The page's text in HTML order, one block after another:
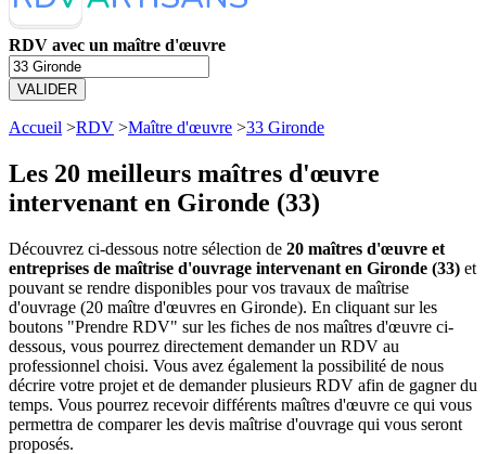
RDV avec un maître d'œuvre
VALIDER
Accueil >RDV >Maître d'œuvre >33 Gironde
Les 20 meilleurs maîtres d'œuvre
intervenant en Gironde (33)
Découvrez ci-dessous notre sélection de 20 maîtres d'œuvre et
entreprises de maîtrise d'ouvrage intervenant en Gironde (33) et
pouvant se rendre disponibles pour vos travaux de maîtrise
d'ouvrage (20 maître d'œuvres en Gironde). En cliquant sur les
boutons "Prendre RDV" sur les fiches de nos maîtres d'œuvre ci-
dessous, vous pourrez directement demander un RDV au
professionnel choisi. Vous avez également la possibilité de nous
décrire votre projet et de demander plusieurs RDV afin de gagner du
temps. Vous pourrez recevoir différents maîtres d'œuvre ce qui vous
permettra de comparer les devis maîtrise d'ouvrage qui vous seront
proposés.